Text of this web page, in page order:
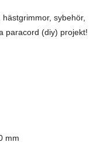
sybehör,
paracord (diy) projekt!
mm